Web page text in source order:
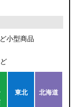
小型商品
東北 北海道